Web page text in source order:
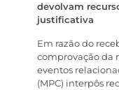
devolvam
justificativa
Em razão do
comprovação da
eventos
(MPC) interpôs